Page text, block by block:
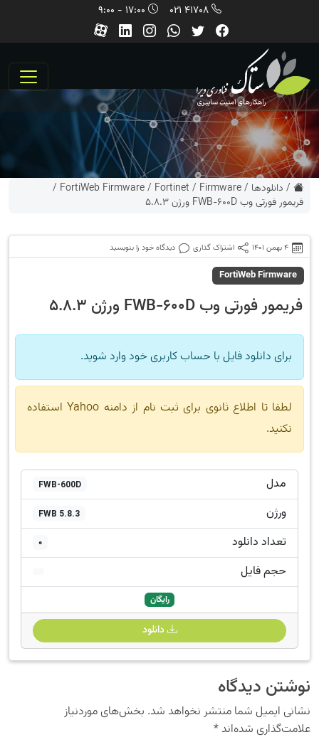
41708 021
/ دانلودها /
Firmware
/
Fortinet
/
FortiWeb Firmware
/
فریمور فورتی وب FWB-600D ورژن 5.8.3
4 بهمن 1401 اشتراک گذاری دیدگاه خود را بنویسید
FortiWeb Firmware
فریمور فورتی وب FWB-600D ورژن 5.8.3
برای دانلود فایل با حساب کاربری خود وارد شوید.
لطفا تا اطلاع ثانوی برای ثبت نام از دامنه Yahoo استفاده
نکنید.
مدل FWB-600D
ورژن FWB 5.8.3
تعداد دانلود 0
حجم فایل
رایگان
دانلود
نوشتن دیدگاه
نشانی ایمیل شما منتشر نخواهد شد. بخش‌های موردنیاز
علامت‌گذاری شده‌اند*